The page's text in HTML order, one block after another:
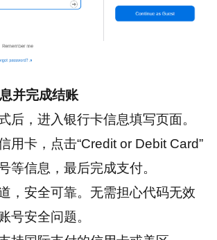
并完成结账
后，进入银行卡信息填写页面。
用卡，点击“Credit or Debit Card”
等信息，最后完成支付。
，安全可靠。无需担心代码无效
号安全问题。